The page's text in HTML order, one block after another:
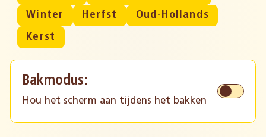
Winter
Herfst
Oud-Hollands
Kerst
Bakmodus:
Hou het scherm aan tijdens het bakken